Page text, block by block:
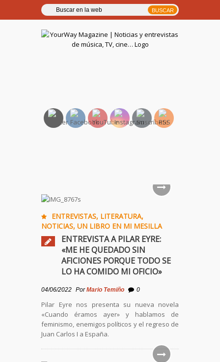
ENTREVISTAS, LITERATURA,
NOTICIAS, UN LIBRO EN MI MESILLA
ENTREVISTA A PILAR EYRE:
«ME HE QUEDADO SIN
AFICIONES PORQUE TODO SE
LO HA COMIDO MI OFICIO»
04/06/2022 PorMario Temiño 0
Pilar Eyre nos presenta su nueva novela
«Cuando éramos ayer» y hablamos de
feminismo, enemigos políticos y el regreso de
Juan Carlos I a España.